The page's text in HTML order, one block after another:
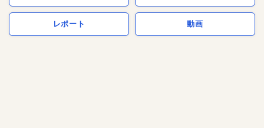
レポート 動画